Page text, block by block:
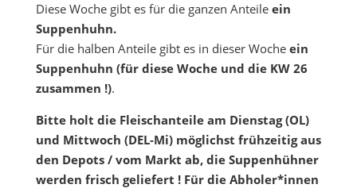
Diese Woche gibt es für die ganzen Anteile ein
Suppenhuhn.
Für die halben Anteile gibt es in dieser Woche ein
Suppenhuhn (für diese Woche und die KW 26
zusammen !).
Bitte holt die Fleischanteile am Dienstag (OL)
und Mittwoch (DEL-Mi) möglichst frühzeitig aus
den Depots / vom Markt ab, die Suppenhühner
werden frisch geliefert ! Für die Abholer*innen